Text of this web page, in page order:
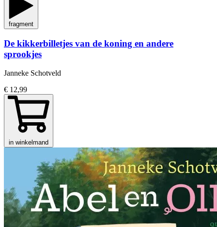
fragment
De kikkerbilletjes van de koning en andere
sprookjes
Janneke Schotveld
€ 12,99
in winkelmand